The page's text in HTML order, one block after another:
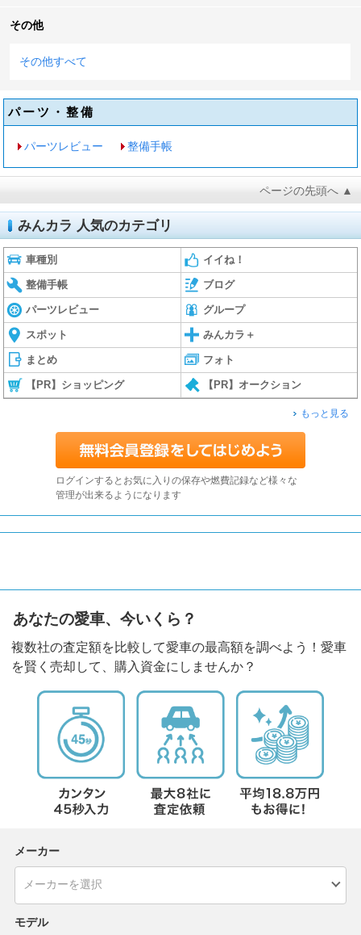
その他
その他すべて
パーツ・整備
パーツレビュー 整備手帳
ページの先頭へ ▲
みんカラ 人気のカテゴリ
車種別 イイね！
整備手帳 ブログ
パーツレビュー グループ
スポット みんカラ＋
まとめ フォト
【PR】ショッピング 【PR】オークション
もっと見る
ログインするとお気に入りの保存や燃費記録など様々な
管理が出来るようになります
あなたの愛車、今いくら？
複数社の査定額を比較して愛車の最高額を調べよう！愛車
を賢く売却して、購入資金にしませんか？
メーカー
モデル